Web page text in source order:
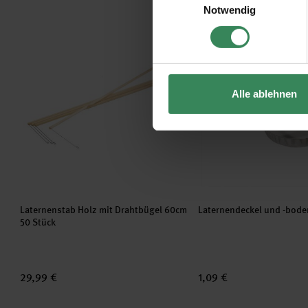
Impressum
Datenschutz
Notwendig
Alle ablehnen
Laternenstab Holz mit Drahtbügel 60cm 50 Stück
Laternenstab Holz mit Drahtbügel 60cm
50 Stück
29,99 €
Laternendeckel und -
Laternendeckel und -
1,09 €